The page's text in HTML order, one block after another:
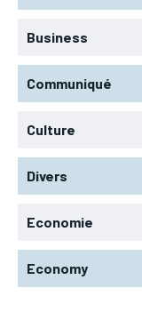
Business
Communiqué
Culture
Divers
Economie
Economy